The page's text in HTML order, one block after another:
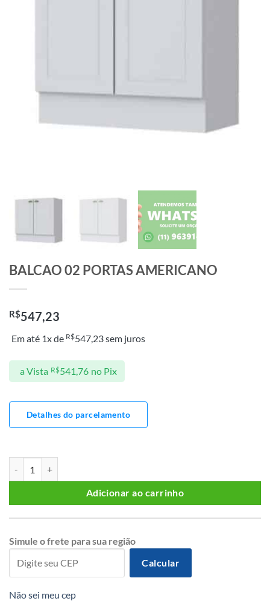
BALCAO 02 PORTAS AMERICANO
R$547,23
Em até 1x de R$547,23sem juros
a Vista R$541,76 no Pix
Detalhes do parcelamento
Adicionar ao carrinho
Simule o frete para sua região
Calcular
Não sei meu cep